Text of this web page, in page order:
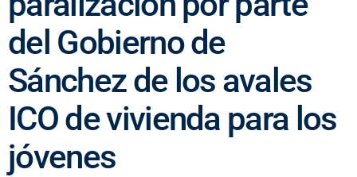
del Gobierno de
Sánchez de los avales
ICO de vivienda para los
jóvenes